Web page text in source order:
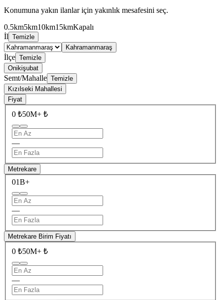
Konumuna yakın ilanlar için yakınlık mesafesini seç.
0.5km5km10km15kmKapalı
İl Temizle
Kahramanmaraş
İlçe Temizle
Onikişubat
Semt/Mahalle Temizle
Kızılseki Mahallesi
Fiyat
0 ₺50M+ ₺
—
Metrekare
01B+
—
Metrekare Birim Fiyatı
0 ₺50M+ ₺
—